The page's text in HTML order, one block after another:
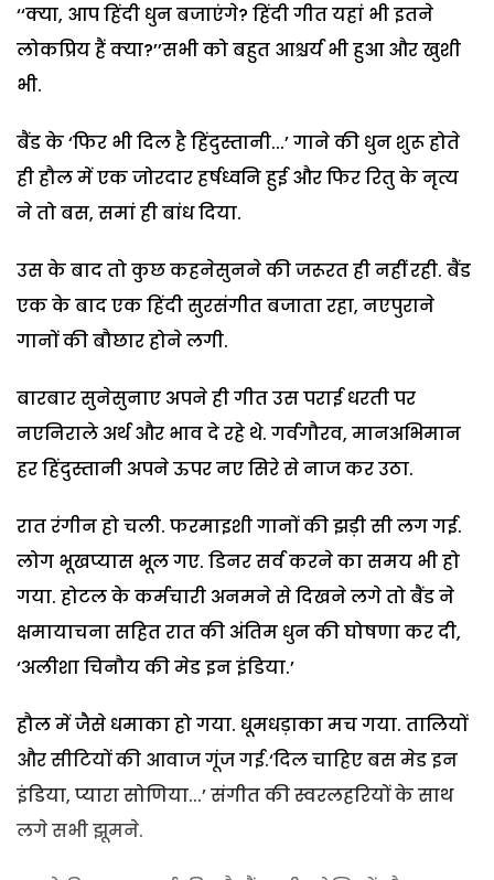
‘‘क्या, आप हिंदी धुन बजाएंगे? हिंदी गीत यहां भी इतने
लोकप्रिय हैं क्या?’’सभी को बहुत आश्चर्य भी हुआ और खुशी
भी.
बैंड के ‘फिर भी दिल है हिंदुस्तानी...’ गाने की धुन शुरू होते
ही हौल में एक जोरदार हर्षध्वनि हुई और फिर रितु के नृत्य
ने तो बस, समां ही बांध दिया.
उस के बाद तो कुछ कहनेसुनने की जरूरत ही नहीं रही. बैंड
एक के बाद एक हिंदी सुरसंगीत बजाता रहा, नएपुराने
गानों की बौछार होने लगी.
बारबार सुनेसुनाए अपने ही गीत उस पराई धरती पर
नएनिराले अर्थ और भाव दे रहे थे. गर्वगौरव, मानअभिमान
हर हिंदुस्तानी अपने ऊपर नए सिरे से नाज कर उठा.
रात रंगीन हो चली. फरमाइशी गानों की झड़ी सी लग गई.
लोग भूखप्यास भूल गए. डिनर सर्व करने का समय भी हो
गया. होटल के कर्मचारी अनमने से दिखने लगे तो बैंड ने
क्षमायाचना सहित रात की अंतिम धुन की घोषणा कर दी,
‘अलीशा चिनौय की मेड इन इंडिया.’
हौल में जैसे धमाका हो गया. धूमधड़ाका मच गया. तालियों
और सीटियों की आवाज गूंज गई.‘दिल चाहिए बस मेड इन
इंडिया, प्यारा सोणिया...’ संगीत की स्वरलहरियों के साथ
लगे सभी झूमने.